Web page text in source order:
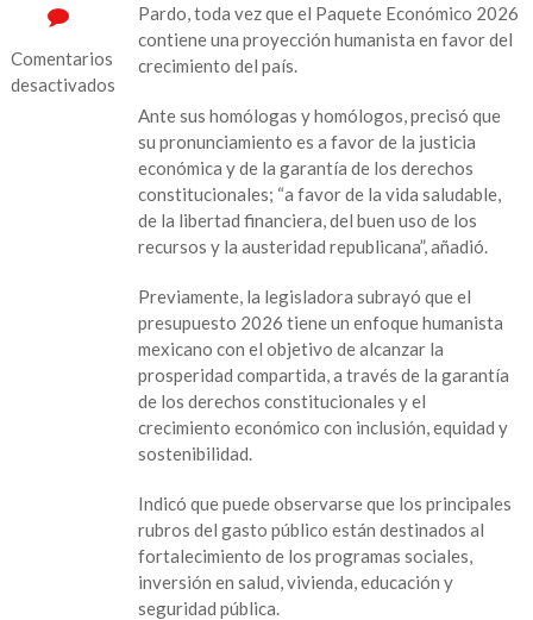
Comentarios
desactivados
Pardo, toda vez que el Paquete Económico 2026
contiene una proyección humanista en favor del
crecimiento del país.
Ante sus homólogas y homólogos, precisó que
su pronunciamiento es a favor de la justicia
económica y de la garantía de los derechos
constitucionales; “a favor de la vida saludable,
de la libertad financiera, del buen uso de los
recursos y la austeridad republicana”, añadió.
Previamente, la legisladora subrayó que el
presupuesto 2026 tiene un enfoque humanista
mexicano con el objetivo de alcanzar la
prosperidad compartida, a través de la garantía
de los derechos constitucionales y el
crecimiento económico con inclusión, equidad y
sostenibilidad.
Indicó que puede observarse que los principales
rubros del gasto público están destinados al
fortalecimiento de los programas sociales,
inversión en salud, vivienda, educación y
seguridad pública.